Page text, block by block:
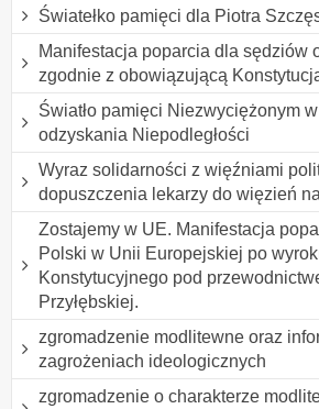
Światełko pamięci dla Piotra
Manifestacja poparcia dla sędziów
zgodnie z obowiązującą
Światło pamięci Niezwyciężonym
odzyskania Niepodległości
Wyraz solidarności z więźniami
dopuszczenia lekarzy do więzień
Zostajemy w UE. Manifestacja
Polski w Unii Europejskiej po
Konstytucyjnego pod
Przyłębskiej.
zgromadzenie modlitewne oraz
zagrożeniach ideologicznych
zgromadzenie o charakterze